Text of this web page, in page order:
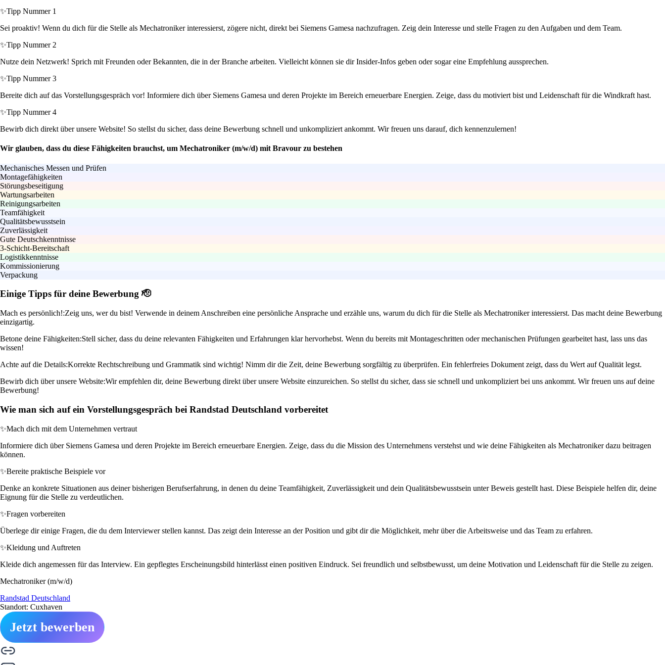
✨Tipp Nummer 1
Sei proaktiv! Wenn du dich für die Stelle als Mechatroniker interessierst, zögere nicht, direkt bei Siemens Gamesa nachzufragen. Zeig dein Interesse und stelle Fragen zu den Aufgaben und dem Team.
✨Tipp Nummer 2
Nutze dein Netzwerk! Sprich mit Freunden oder Bekannten, die in der Branche arbeiten. Vielleicht können sie dir Insider-Infos geben oder sogar eine Empfehlung aussprechen.
✨Tipp Nummer 3
Bereite dich auf das Vorstellungsgespräch vor! Informiere dich über Siemens Gamesa und deren Projekte im Bereich erneuerbare Energien. Zeige, dass du motiviert bist und Leidenschaft für die Windkraft hast.
✨Tipp Nummer 4
Bewirb dich direkt über unsere Website! So stellst du sicher, dass deine Bewerbung schnell und unkompliziert ankommt. Wir freuen uns darauf, dich kennenzulernen!
Wir glauben, dass du diese Fähigkeiten brauchst, um Mechatroniker (m/w/d) mit Bravour zu bestehen
Mechanisches Messen und Prüfen
Montagefähigkeiten
Störungsbeseitigung
Wartungsarbeiten
Reinigungsarbeiten
Teamfähigkeit
Qualitätsbewusstsein
Zuverlässigkeit
Gute Deutschkenntnisse
3-Schicht-Bereitschaft
Logistikkenntnisse
Kommissionierung
Verpackung
Einige Tipps für deine Bewerbung 🫡
Mach es persönlich!:Zeig uns, wer du bist! Verwende in deinem Anschreiben eine persönliche Ansprache und erzähle uns, warum du dich für die Stelle als Mechatroniker interessierst. Das macht deine Bewerbung
einzigartig.
Betone deine Fähigkeiten:Stell sicher, dass du deine relevanten Fähigkeiten und Erfahrungen klar hervorhebst. Wenn du bereits mit Montageschritten oder mechanischen Prüfungen gearbeitet hast, lass uns das
wissen!
Achte auf die Details:Korrekte Rechtschreibung und Grammatik sind wichtig! Nimm dir die Zeit, deine Bewerbung sorgfältig zu überprüfen. Ein fehlerfreies Dokument zeigt, dass du Wert auf Qualität legst.
Bewirb dich über unsere Website:Wir empfehlen dir, deine Bewerbung direkt über unsere Website einzureichen. So stellst du sicher, dass sie schnell und unkompliziert bei uns ankommt. Wir freuen uns auf deine
Bewerbung!
Wie man sich auf ein Vorstellungsgespräch bei Randstad Deutschland vorbereitet
✨Mach dich mit dem Unternehmen vertraut
Informiere dich über Siemens Gamesa und deren Projekte im Bereich erneuerbare Energien. Zeige, dass du die Mission des Unternehmens verstehst und wie deine Fähigkeiten als Mechatroniker dazu beitragen
können.
✨Bereite praktische Beispiele vor
Denke an konkrete Situationen aus deiner bisherigen Berufserfahrung, in denen du deine Teamfähigkeit, Zuverlässigkeit und dein Qualitätsbewusstsein unter Beweis gestellt hast. Diese Beispiele helfen dir, deine
Eignung für die Stelle zu verdeutlichen.
✨Fragen vorbereiten
Überlege dir einige Fragen, die du dem Interviewer stellen kannst. Das zeigt dein Interesse an der Position und gibt dir die Möglichkeit, mehr über die Arbeitsweise und das Team zu erfahren.
✨Kleidung und Auftreten
Kleide dich angemessen für das Interview. Ein gepflegtes Erscheinungsbild hinterlässt einen positiven Eindruck. Sei freundlich und selbstbewusst, um deine Motivation und Leidenschaft für die Stelle zu zeigen.
Mechatroniker (m/w/d)
Randstad Deutschland
Standort: Cuxhaven
Jetzt bewerben